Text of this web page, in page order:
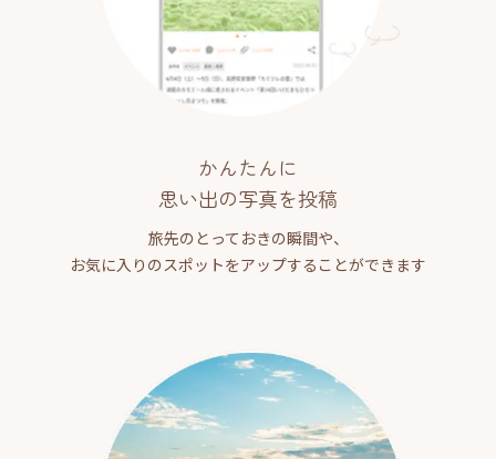
かんたんに
思い出の写真を投稿
旅先のとっておきの瞬間や、
お気に入りのスポットをアップすることができます